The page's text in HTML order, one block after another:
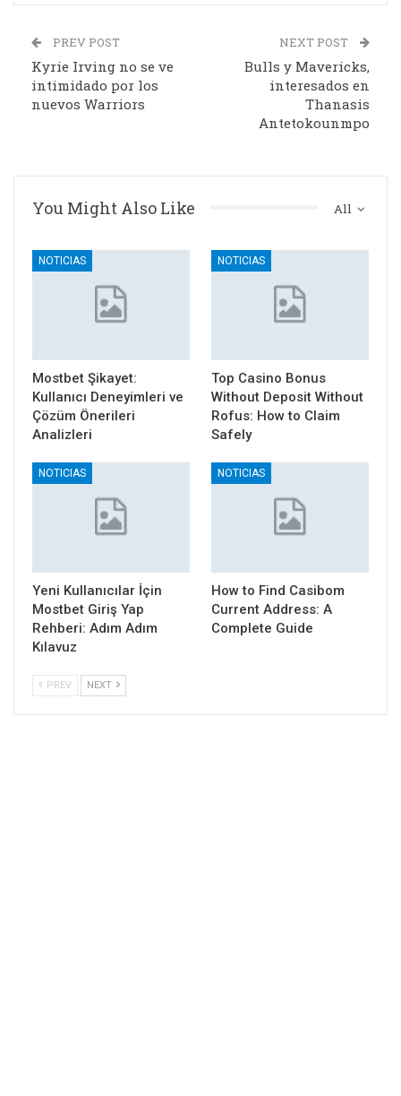
PREV POST
Kyrie Irving no se ve
intimidado por los
nuevos Warriors
NEXT POST
Bulls y Mavericks,
interesados en
Thanasis
Antetokounmpo
All
You Might Also Like
NOTICIAS
Mostbet Şikayet:
Kullanıcı Deneyimleri ve
Çözüm Önerileri
Analizleri
NOTICIAS
Top Casino Bonus
Without Deposit Without
Rofus: How to Claim
Safely
NOTICIAS
Yeni Kullanıcılar İçin
Mostbet Giriş Yap
Rehberi: Adım Adım
Kılavuz
NOTICIAS
How to Find Casibom
Current Address: A
Complete Guide
PREV NEXT